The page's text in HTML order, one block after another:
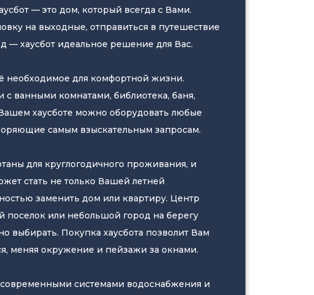
Умный дом;
дизель-генераторная установка ДГУ с
— это дом, который всегда с Вами.
на выходные, отправиться в путешествие
— хаусбот идеальное решение для Вас.
необходимое для комфортной жизни.
с ванными комнатами, библиотека, баня,
хаусботе можно оборудовать любые
самым взыскательным запросам.
для круглогодичного проживания, и
стать не только Вашей летней
заменить дом или квартиру. Центр
поселок или небольшой город на берегу
выбирать. Покупка хаусбота позволит Вам
меняя окружение и пейзажи за окнами.
системами водоснабжения и